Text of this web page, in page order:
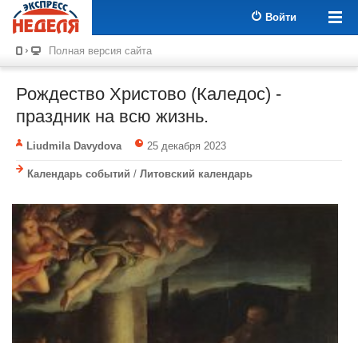
Войти
Полная версия сайта
Рождество Христово (Каледос) -
праздник на всю жизнь.
Liudmila Davydova 25 декабря 2023
Календарь событий / Литовский календарь